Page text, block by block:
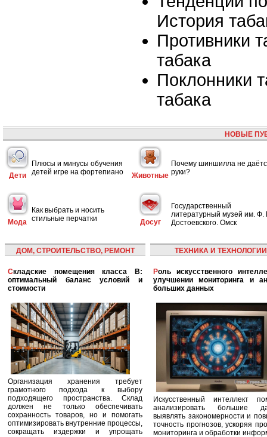
История
Противники
табака
Поклонники
табака
НОВЫЕ
Дети
Плюсы и минусы обучения
детей игре на фортепиано
Животные
Почему шиншилла не
руки?
Мода
Как выбрать и носить
стильные перчатки
Досуг
Государственный
литературный музей им. Ф.
Достоевского. Омск
ДОМ, СТРОИТЕЛЬСТВО, РЕМОНТ
Складские помещения класса B:
оптимальный баланс условий и
стоимости
Организация хранения требует
грамотного подхода к выбору
подходящего пространства. Склад
должен не только обеспечивать
сохранность товаров, но и помогать
оптимизировать внутренние процессы,
сокращать издержки и упрощать
ТЕХНИКА И ТЕХНОЛОГИИ
Роль искусственного интеллекта в
улучшении мониторинга и
больших данных
Искусственный интеллект
анализировать большие
выявлять закономерности и
точность прогнозов, ускоряя
мониторинга и обработки